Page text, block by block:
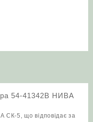
54-41342В НИВА
5, що відповідає за